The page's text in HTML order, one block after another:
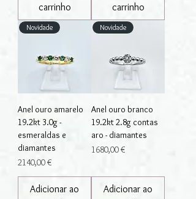
carrinho
carrinho
Novidade
Anel ouro amarelo
19.2kt 3.0g -
esmeraldas e
diamantes
Preço
2140,00 €
Adicionar ao
Novidade
Anel ouro branco
19.2kt 2.8g contas
aro - diamantes
Preço
1680,00 €
Adicionar ao